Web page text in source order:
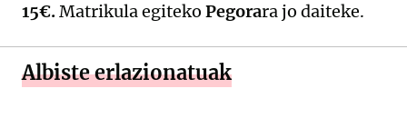
15€.Matrikula egiteko Pegorara jo daiteke.
Albiste erlazionatuak